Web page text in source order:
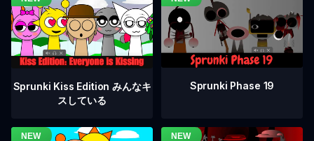
Sprunki Kiss Edition みんなキ
スしている
Sprunki Phase 19